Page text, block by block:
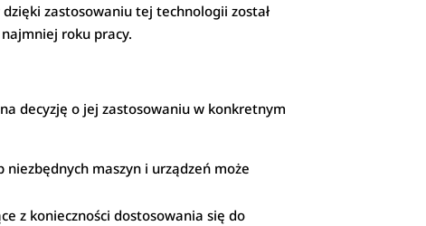
zastosowaniu tej technologii został
roku pracy.
decyzję o jej zastosowaniu w konkretnym
maszyn i urządzeń może
z konieczności dostosowania się do